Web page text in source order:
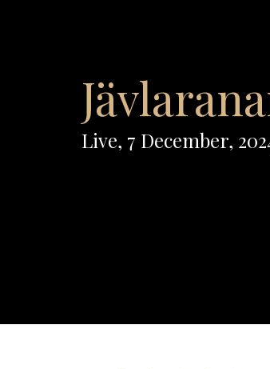
Live, 7 December,